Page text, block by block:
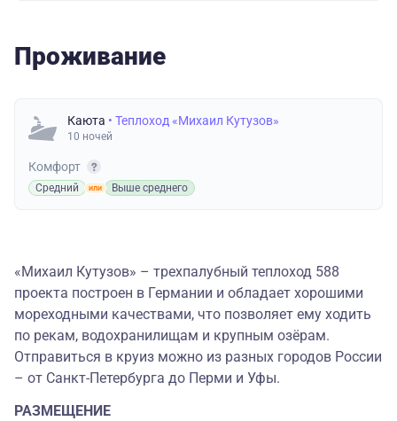
Проживание
Каюта • Теплоход «Михаил Кутузов»
10 ночей
Комфорт
Средний Выше среднего
«Михаил Кутузов» – трехпалубный теплоход 588
проекта построен в Германии и обладает хорошими
мореходными качествами, что позволяет ему ходить
по рекам, водохранилищам и крупным озёрам.
Отправиться в круиз можно из разных городов России
– от Санкт-Петербурга до Перми и Уфы.
РАЗМЕЩЕНИЕ